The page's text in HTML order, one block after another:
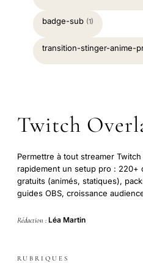
badge-sub (1)
transition-stinger-anime-
Twitch
Permettre à tout streamer
rapidement un setup pro : 220+
gratuits (animés, statiques),
guides OBS, croissance
Rédaction : Léa Martin
RUBRIQUES